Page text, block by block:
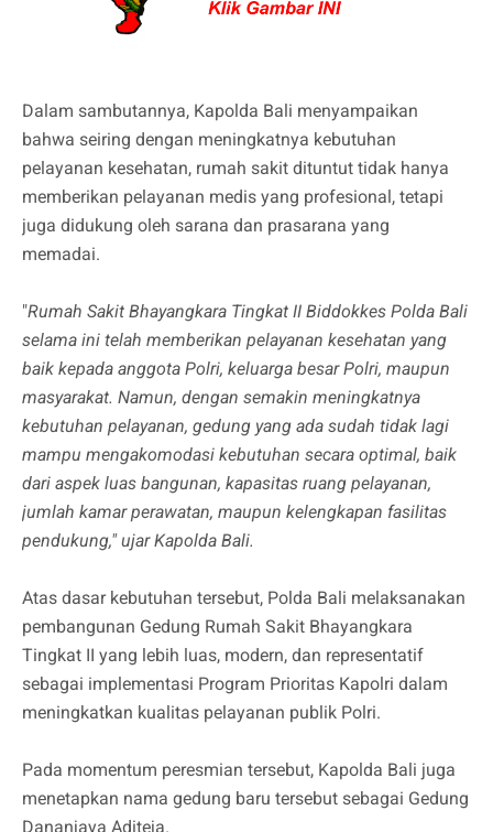
Dalam sambutannya, Kapolda Bali menyampaikan
bahwa seiring dengan meningkatnya kebutuhan
pelayanan kesehatan, rumah sakit dituntut tidak hanya
memberikan pelayanan medis yang profesional, tetapi
juga didukung oleh sarana dan prasarana yang
memadai.
"Rumah Sakit Bhayangkara Tingkat II Biddokkes Polda Bali
selama ini telah memberikan pelayanan kesehatan yang
baik kepada anggota Polri, keluarga besar Polri, maupun
masyarakat. Namun, dengan semakin meningkatnya
kebutuhan pelayanan, gedung yang ada sudah tidak lagi
mampu mengakomodasi kebutuhan secara optimal, baik
dari aspek luas bangunan, kapasitas ruang pelayanan,
jumlah kamar perawatan, maupun kelengkapan fasilitas
pendukung," ujar Kapolda Bali.
Atas dasar kebutuhan tersebut, Polda Bali melaksanakan
pembangunan Gedung Rumah Sakit Bhayangkara
Tingkat II yang lebih luas, modern, dan representatif
sebagai implementasi Program Prioritas Kapolri dalam
meningkatkan kualitas pelayanan publik Polri.
Pada momentum peresmian tersebut, Kapolda Bali juga
menetapkan nama gedung baru tersebut sebagai Gedung
Dananjaya Aditeja.